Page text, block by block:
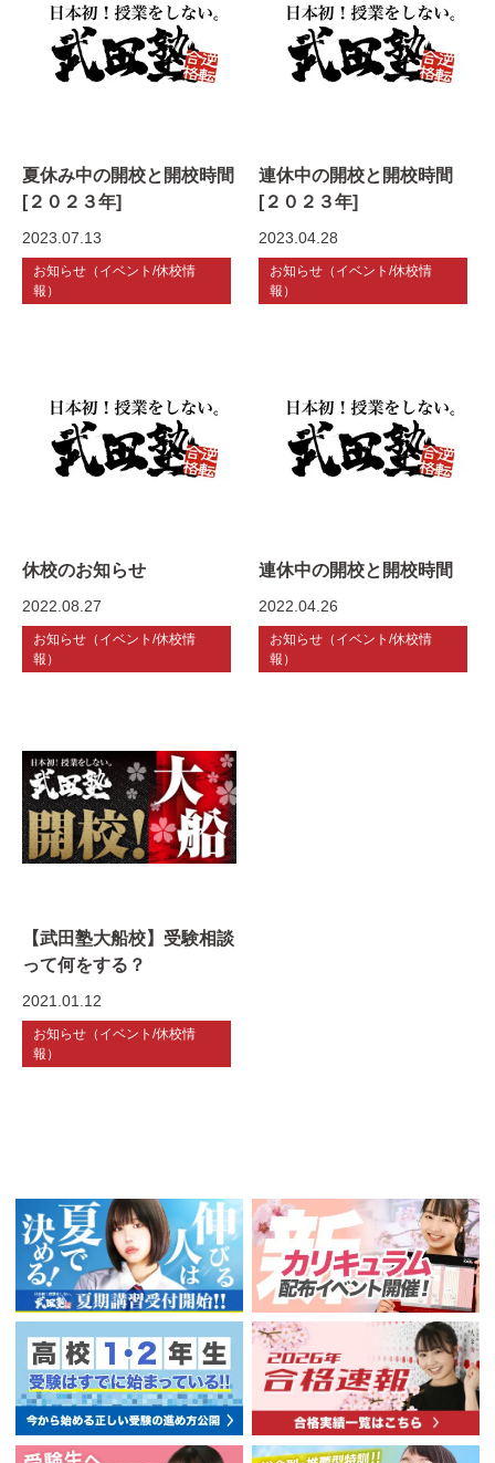
夏休み中の開校と開校時間
[２０２３年]
2023.07.13
お知らせ（イベント/休校情
報）
連休中の開校と開校時間
[２０２３年]
2023.04.28
お知らせ（イベント/休校情
報）
休校のお知らせ
2022.08.27
お知らせ（イベント/休校情
報）
連休中の開校と開校時間
2022.04.26
お知らせ（イベント/休校情
報）
【武田塾大船校】受験相談
って何をする？
2021.01.12
お知らせ（イベント/休校情
報）